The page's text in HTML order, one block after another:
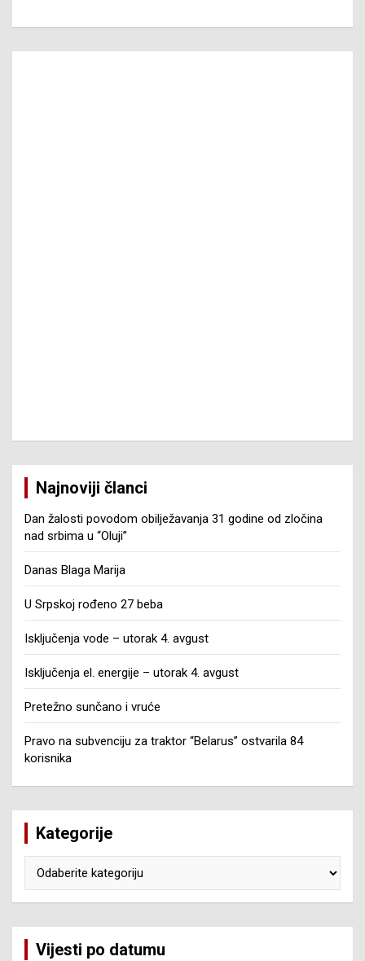
Najnoviji članci
Dan žalosti povodom obilježavanja 31 godine od zločina
nad srbima u “Oluji”
Danas Blaga Marija
U Srpskoj rođeno 27 beba
Isključenja vode – utorak 4. avgust
Isključenja el. energije – utorak 4. avgust
Pretežno sunčano i vruće
Pravo na subvenciju za traktor “Belarus” ostvarila 84
korisnika
Kategorije
Vijesti po datumu